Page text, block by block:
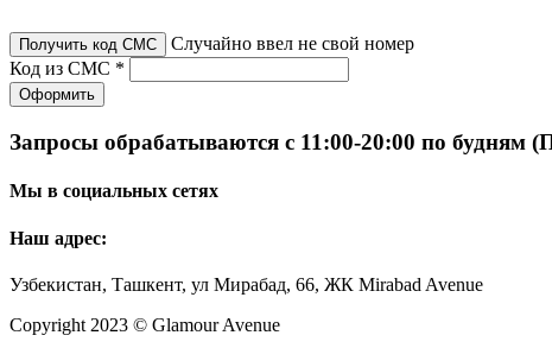
Получить код СМС
Случайно ввел не свой номер
Код из СМС *
Оформить
Запросы обрабатываются с 11:00-20:00 по будням
Мы в социальных сетях
Наш адрес:
Узбекистан, Ташкент, ул Мирабад, 66, ЖК Mirabad Avenue
Copyright 2023 © Glamour Avenue